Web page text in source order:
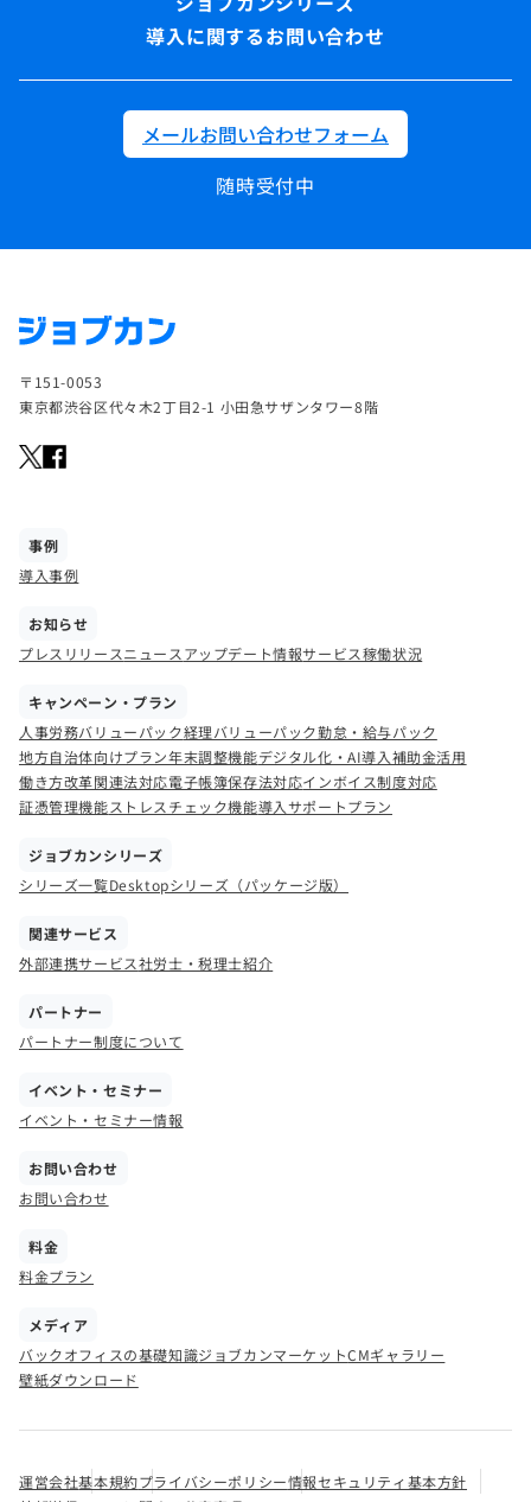
導入に関するお問い合わせ
メールお問い合わせフォーム
随時受付中
〒151-0053
東京都渋谷区代々木2丁目2-1 小田急サザンタワー8階
事例
導入事例
お知らせ
プレスリリースニュース アップデート情報サービス稼働状況
キャンペーン・プラン
人事労務バリューパック経理バリューパック勤怠・給与パック
地方自治体向けプラン年末調整機能デジタル化・AI導入補助金活用
働き方改革関連法対応電子帳簿保存法対応インボイス制度対応
証憑管理機能ストレスチェック機能導入サポートプラン
ジョブカンシリーズ
シリーズ一覧Desktopシリーズ（パッケージ版）
関連サービス
外部連携サービス社労士・税理士紹介
パートナー
パートナー制度について
イベント・セミナー
イベント・セミナー情報
お問い合わせ
お問い合わせ
料金
料金プラン
メディア
バックオフィスの基礎知識ジョブカンマーケットCMギャラリー
壁紙ダウンロード
運営会社基本規約プライバシーポリシー情報セキュリティ基本方針